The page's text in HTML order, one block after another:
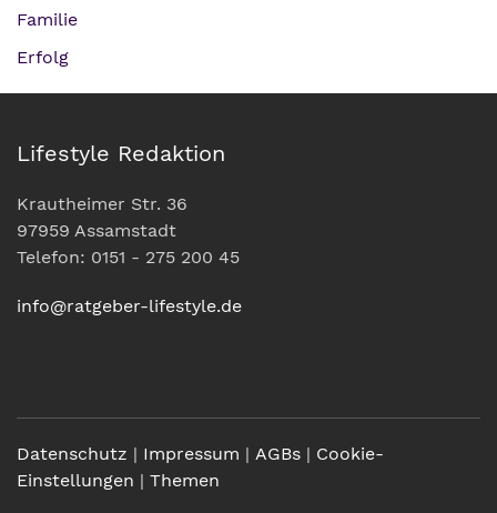
Familie
Erfolg
Lifestyle Redaktion
Krautheimer Str. 36
97959 Assamstadt
Telefon: 0151 - 275 200 45
info@ratgeber-lifestyle.de
Datenschutz | Impressum | AGBs | Cookie-
Einstellungen | Themen